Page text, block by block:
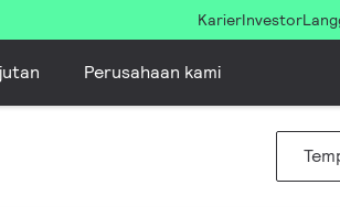
KarierInvestor
Perusahaan kami